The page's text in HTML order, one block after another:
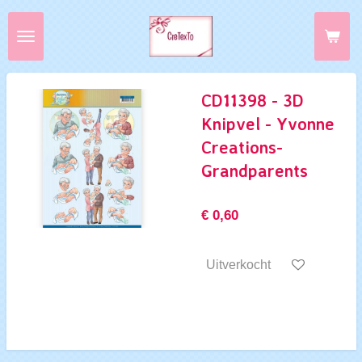
Ga
direct
de
hoofdinhoud
CD11398 - 3D
Knipvel - Yvonne
Creations-
Grandparents
€ 0,60
Uitverkocht